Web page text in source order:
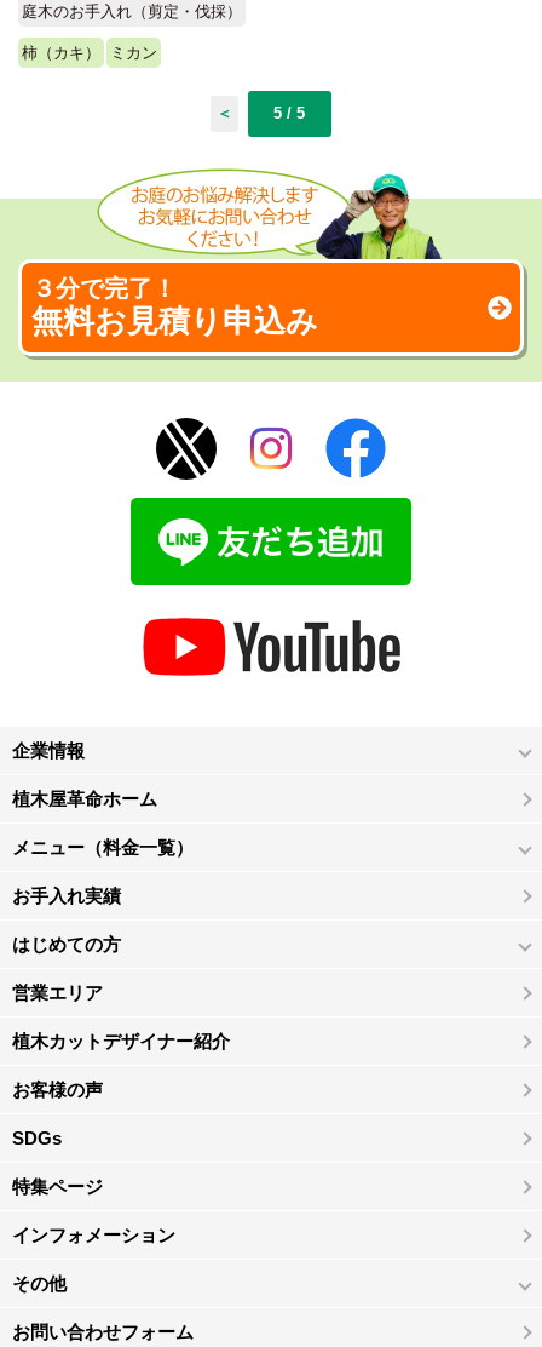
庭木のお手入れ（剪定・伐採）
柿（カキ） ミカン
＜ 5 / 5
３分で完了！
無料お見積り申込み
企業情報
植木屋革命ホーム
メニュー（料金一覧）
お手入れ実績
はじめての方
営業エリア
植木カットデザイナー紹介
お客様の声
SDGs
特集ページ
インフォメーション
その他
お問い合わせフォーム